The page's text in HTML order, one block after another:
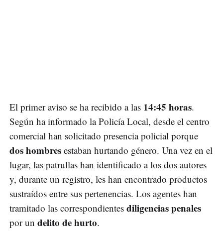
El primer aviso se ha recibido a las 14:45 horas.
Según ha informado la Policía Local, desde el centro
comercial han solicitado presencia policial porque
dos hombres estaban hurtando género. Una vez en el
lugar, las patrullas han identificado a los dos autores
y, durante un registro, les han encontrado productos
sustraídos entre sus pertenencias. Los agentes han
tramitado las correspondientes diligencias penales
por un delito de hurto.